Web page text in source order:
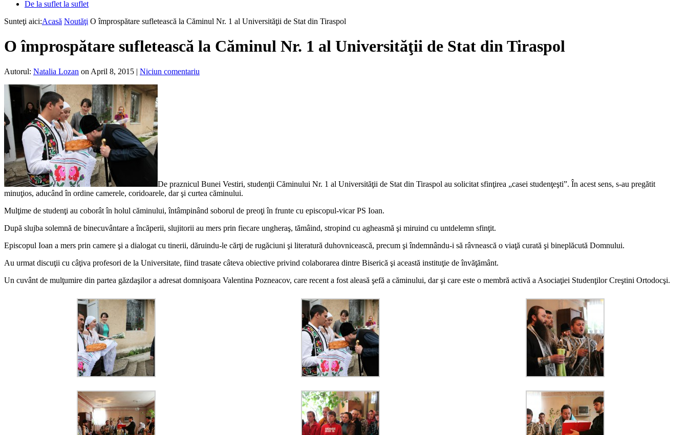
De la suflet la suflet
Sunteţi aici:Acasă Noutăţi O împrospătare sufletească la Căminul Nr. 1 al Universităţii de Stat din Tiraspol
O împrospătare sufletească la Căminul Nr. 1 al Universităţii de Stat din Tiraspol
Autorul: Natalia Lozan on April 8, 2015 | Niciun comentariu
De praznicul Bunei Vestiri, studenţii Căminului Nr. 1 al Universităţii de Stat din Tiraspol au solicitat sfinţirea „casei studenţeşti”. În acest sens, s-au pregătit
minuţios, aducând în ordine camerele, coridoarele, dar şi curtea căminului.
Mulţime de studenţi au coborât în holul căminului, întâmpinând soborul de preoţi în frunte cu episcopul-vicar PS Ioan.
După slujba solemnă de binecuvântare a încăperii, slujitorii au mers prin fiecare ungheraş, tămâind, stropind cu agheasmă şi miruind cu untdelemn sfinţit.
Episcopul Ioan a mers prin camere şi a dialogat cu tinerii, dăruindu-le cărţi de rugăciuni şi literatură duhovnicească, precum şi îndemnându-i să râvnească o viaţă curată şi bineplăcută Domnului.
Au urmat discuţii cu câţiva profesori de la Universitate, fiind trasate câteva obiective privind colaborarea dintre Biserică şi această instituţie de învăţământ.
Un cuvânt de mulţumire din partea găzdaşilor a adresat domnişoara Valentina Pozneacov, care recent a fost aleasă şefă a căminului, dar şi care este o membră activă a Asociaţiei Studenţilor Creştini Ortodocşi.